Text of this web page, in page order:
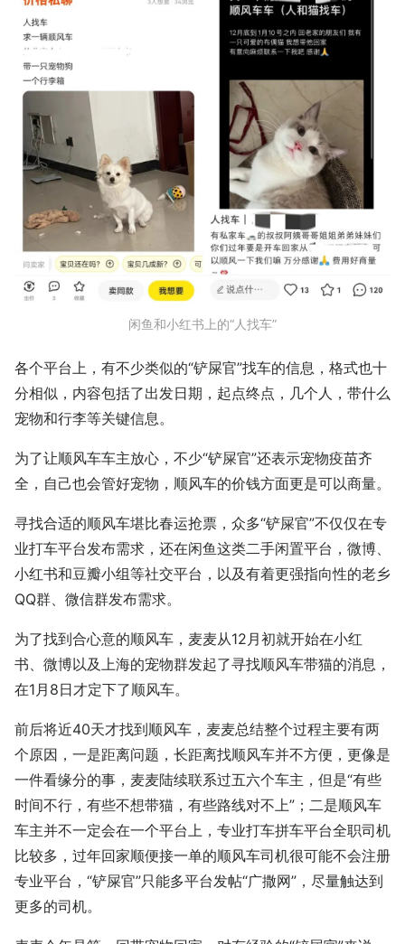
闲鱼和小红书上的“人找车”
各个平台上，有不少类似的“铲屎官”找车的信息，格式也十
分相似，内容包括了出发日期，起点终点，几个人，带什么
宠物和行李等关键信息。
为了让顺风车车主放心，不少“铲屎官”还表示宠物疫苗齐
全，自己也会管好宠物，顺风车的价钱方面更是可以商量。
寻找合适的顺风车堪比春运抢票，众多“铲屎官”不仅仅在专
业打车平台发布需求，还在闲鱼这类二手闲置平台，微博、
小红书和豆瓣小组等社交平台，以及有着更强指向性的老乡
QQ群、微信群发布需求。
为了找到合心意的顺风车，麦麦从12月初就开始在小红
书、微博以及上海的宠物群发起了寻找顺风车带猫的消息，
在1月8日才定下了顺风车。
前后将近40天才找到顺风车，麦麦总结整个过程主要有两
个原因，一是距离问题，长距离找顺风车并不方便，更像是
一件看缘分的事，麦麦陆续联系过五六个车主，但是“有些
时间不行，有些不想带猫，有些路线对不上”；二是顺风车
车主并不一定会在一个平台上，专业打车拼车平台全职司机
比较多，过年回家顺便接一单的顺风车司机很可能不会注册
专业平台，“铲屎官”只能多平台发帖“广撒网”，尽量触达到
更多的司机。